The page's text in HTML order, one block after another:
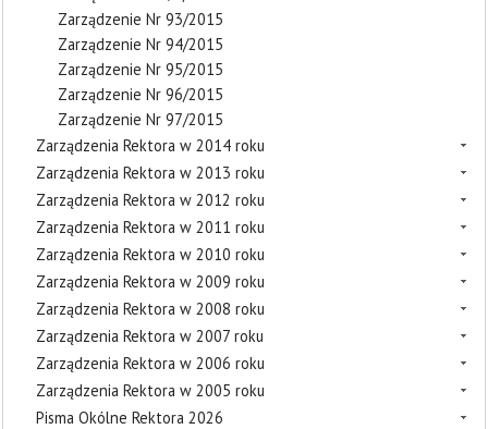
Zarządzenie Nr 93/2015
Zarządzenie Nr 94/2015
Zarządzenie Nr 95/2015
Zarządzenie Nr 96/2015
Zarządzenie Nr 97/2015
Zarządzenia Rektora w 2014 roku
Zarządzenia Rektora w 2013 roku
Zarządzenia Rektora w 2012 roku
Zarządzenia Rektora w 2011 roku
Zarządzenia Rektora w 2010 roku
Zarządzenia Rektora w 2009 roku
Zarządzenia Rektora w 2008 roku
Zarządzenia Rektora w 2007 roku
Zarządzenia Rektora w 2006 roku
Zarządzenia Rektora w 2005 roku
Pisma Okólne Rektora 2026